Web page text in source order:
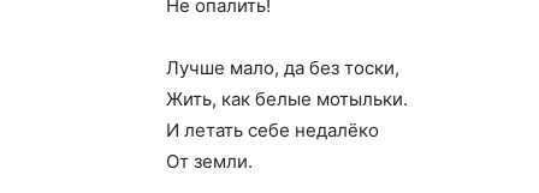
Не опалить!
Лучше мало, да без тоски,
Жить, как белые мотыльки.
И летать себе недалёко
От земли.